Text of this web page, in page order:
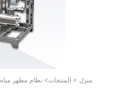
منزل > المنتجات> نظام مطهر مياه